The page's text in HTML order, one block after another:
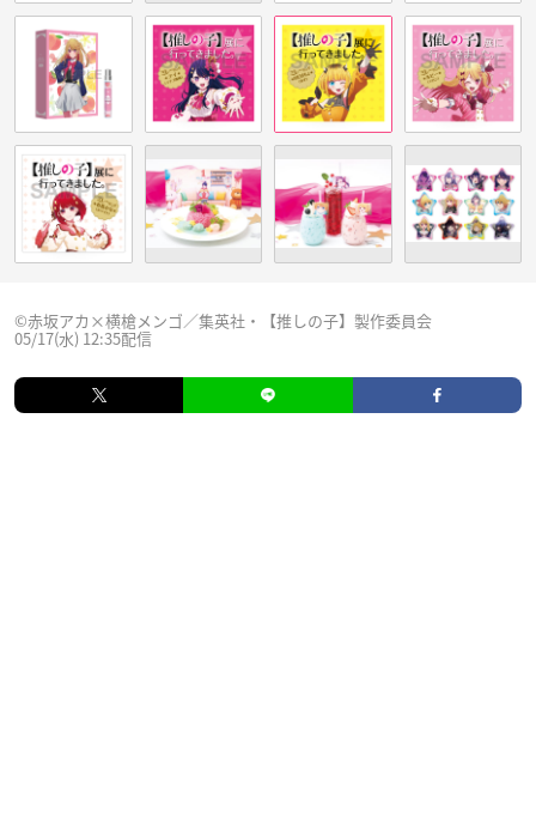
©赤坂アカ×横槍メンゴ／集英社・【推しの子】製作委員会
05/17(水) 12:35配信